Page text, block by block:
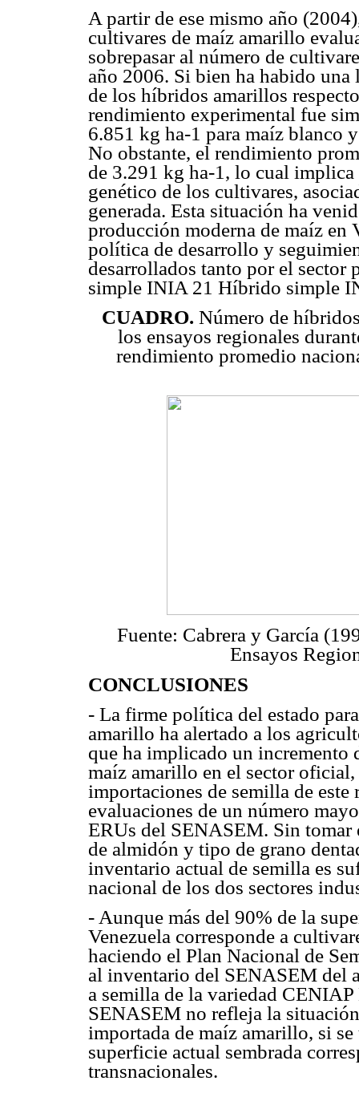
A partir de ese mismo año
cultivares de maíz amarillo
sobrepasar al número de
año 2006. Si bien ha habido
de los híbridos amarillos
rendimiento experimental fue
6.851 kg ha-1 para maíz blanco
No obstante, el rendimiento
de 3.291 kg ha-1, lo cual
genético de los cultivares,
generada. Esta situación ha
producción moderna de maíz en
política de desarrollo y
desarrollados tanto por el
simple INIA 21 Híbrido simple
CUADRO. Número de
los ensayos regionales
rendimiento promedio
Fuente: Cabrera y García
Ensayos
CONCLUSIONES
- La firme política del estado
amarillo ha alertado a los
que ha implicado un incremento
maíz amarillo en el sector
importaciones de semilla de
evaluaciones de un número
ERUs del SENASEM. Sin tomar
de almidón y tipo de grano
inventario actual de semilla es
nacional de los dos sectores
- Aunque más del 90% de la
Venezuela corresponde a
haciendo el Plan Nacional de
al inventario del SENASEM del
a semilla de la variedad
SENASEM no refleja la
importada de maíz amarillo, si
superficie actual sembrada
transnacionales.